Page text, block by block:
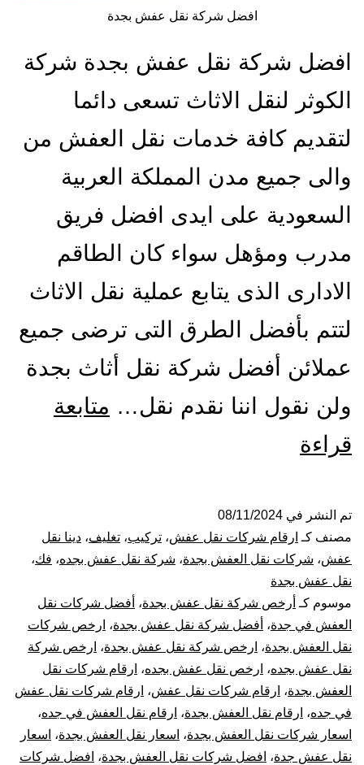
افضل شركة نقل عفش بجدة
افضل شركة نقل عفش بجدة شركة
الكوثر لنقل الاثاث تسعى دائما
لتقديم كافة خدمات نقل العفش من
والى جميع مدن المملكة العربية
السعودية على ايدى افضل فريق
مدرب ومؤهل سواء كان الطاقم
الادارى الذى يتابع عملية نقل الاثاث
لتتم بأفضل الطرق التى ترضى جميع
عملائن أفضل شركة نقل أثاث بجدة
ولن نقول اننا نقدم نقل… متابعة
قراءة
نقل
عفش
بجدة
نقل
اثاث
فك
تركيب
تم النشر في 08/11/2024
مصنف كـ ارقام شركات نقل عفش، تركيب، تغليف، دينا نقل
عفش، شركات نقل العفش بجدة، شركة نقل عفش بجده، فك،
نقل عفش بجدة
موسوم كـ أرخص شركة نقل عفش بجدة، أفضل شركات نقل
العفش في جدة، أفضل شركة نقل عفش بجدة، ارخص شركات
نقل العفش بجدة، ارخص شركة نقل عفش بجدة، ارخص شركة
نقل عفش بجده، ارخص نقل عفش بجده، ارقام شركات نقل
العفش بجدة، ارقام شركات نقل عفش، ارقام شركات نقل عفش
في جده، ارقام نقل العفش بجدة، ارقام نقل العفش في جده،
اسعار شركات نقل العفش بجدة، اسعار نقل العفش بجدة، اسعار
نقل عفش جدة، افضل شركات نقل العفش بجدة، افضل شركات